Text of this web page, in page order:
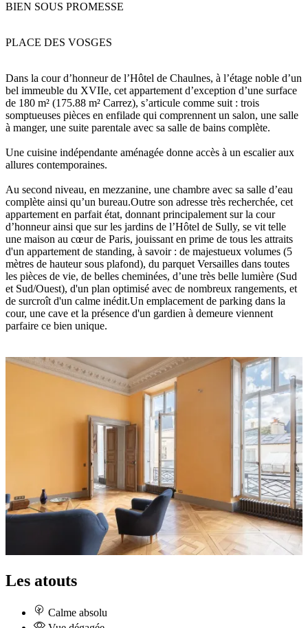
BIEN SOUS PROMESSE
PLACE DES VOSGES
Dans la cour d’honneur de l’Hôtel de Chaulnes, à l’étage noble d’un
bel immeuble du XVIIe, cet appartement d’exception d’une surface
de 180 m² (175.88 m² Carrez), s’articule comme suit : trois
somptueuses pièces en enfilade qui comprennent un salon, une salle
à manger, une suite parentale avec sa salle de bains complète.
Une cuisine indépendante aménagée donne accès à un escalier aux
allures contemporaines.
Au second niveau, en mezzanine, une chambre avec sa salle d’eau
complète ainsi qu’un bureau.Outre son adresse très recherchée, cet
appartement en parfait état, donnant principalement sur la cour
d’honneur ainsi que sur les jardins de l’Hôtel de Sully, se vit telle
une maison au cœur de Paris, jouissant en prime de tous les attraits
d'un appartement de standing, à savoir : de majestueux volumes (5
mètres de hauteur sous plafond), du parquet Versailles dans toutes
les pièces de vie, de belles cheminées, d’une très belle lumière (Sud
et Sud/Ouest), d'un plan optimisé avec de nombreux rangements, et
de surcroît d'un calme inédit.Un emplacement de parking dans la
cour, une cave et la présence d'un gardien à demeure viennent
parfaire ce bien unique.
Les atouts
Calme absolu